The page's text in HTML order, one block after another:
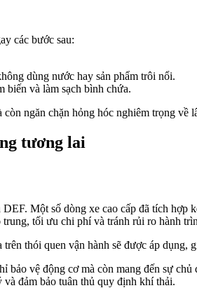
các bước sau:
dùng nước hay sản phẩm trôi nổi.
biến và làm sạch bình chứa.
ngăn chặn hỏng hóc nghiêm trọng về
tương lai
Một số dòng xe cao cấp đã tích
tối ưu chi phí và tránh rủi ro hành
thói quen vận hành sẽ được áp dụng,
vệ động cơ mà còn mang đến sự
và đảm bảo tuân thủ quy định khí thải.